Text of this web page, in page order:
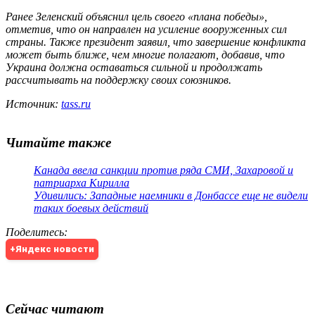
Ранее Зеленский объяснил цель своего «плана победы»,
отметив, что он направлен на усиление вооруженных сил
страны. Также президент заявил, что завершение конфликта
может быть ближе, чем многие полагают, добавив, что
Украина должна оставаться сильной и продолжать
рассчитывать на поддержку своих союзников.
Источник: tass.ru
Читайте также
Канада ввела санкции против ряда СМИ, Захаровой и
патриарха Кирилла
Удивились: Западные наемники в Донбассе еще не видели
таких боевых действий
Поделитесь:
+Яндекс новости
Сейчас читают